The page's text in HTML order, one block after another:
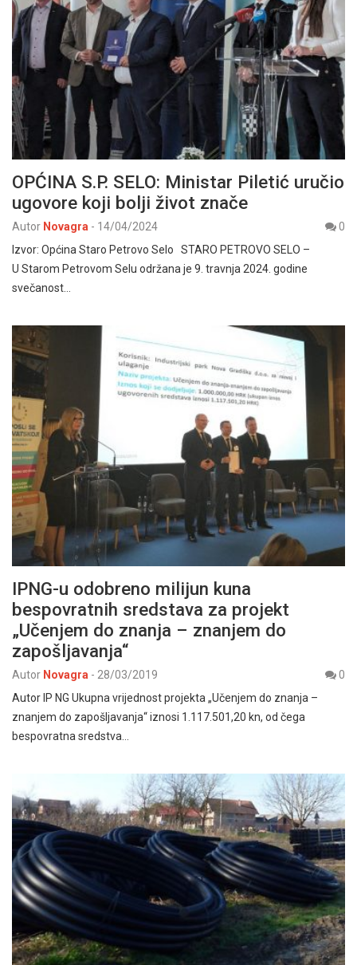
OPĆINA S.P. SELO: Ministar Piletić uručio
ugovore koji bolji život znače
Autor Novagra - 14/04/2024
0
Izvor: Općina Staro Petrovo Selo STARO PETROVO SELO –
U Starom Petrovom Selu održana je 9. travnja 2024. godine
svečanost…
IPNG-u odobreno milijun kuna
bespovratnih sredstava za projekt
„Učenjem do znanja – znanjem do
zapošljavanja“
Autor Novagra - 28/03/2019
0
Autor IP NG Ukupna vrijednost projekta „Učenjem do znanja –
znanjem do zapošljavanja“ iznosi 1.117.501,20 kn, od čega
bespovratna sredstva…